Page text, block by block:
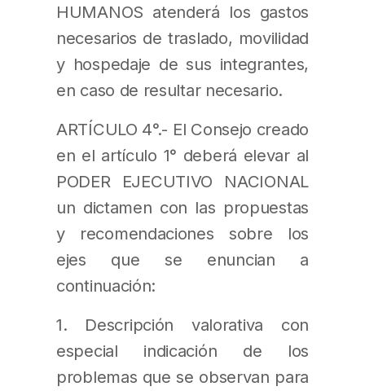
HUMANOS atenderá los gastos
necesarios de traslado, movilidad
y hospedaje de sus integrantes,
en caso de resultar necesario.
ARTÍCULO 4°.- El Consejo creado
en el artículo 1° deberá elevar al
PODER EJECUTIVO NACIONAL
un dictamen con las propuestas
y recomendaciones sobre los
ejes que se enuncian a
continuación:
1. Descripción valorativa con
especial indicación de los
problemas que se observan para